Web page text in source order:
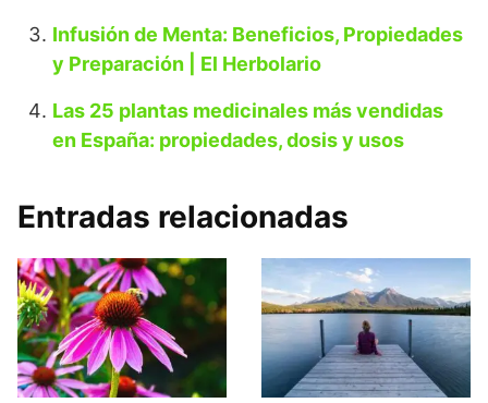
Infusión de Menta: Beneficios, Propiedades
y Preparación | El Herbolario
Las 25 plantas medicinales más vendidas
en España: propiedades, dosis y usos
Entradas relacionadas